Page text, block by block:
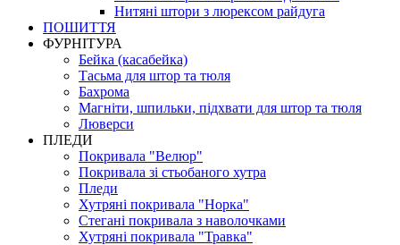
Нитяні штори з люрексом райдуга
ПОШИТТЯ
ФУРНІТУРА
Бейка (касабейка)
Тасьма для штор та тюля
Бахрома
Магніти, шпильки, підхвати для штор та тюля
Люверси
ПЛЕДИ
Покривала "Велюр"
Покривала зі стьобаного хутра
Пледи
Хутряні покривала "Норка"
Стегані покривала з наволочками
Хутряні покривала "Травка"